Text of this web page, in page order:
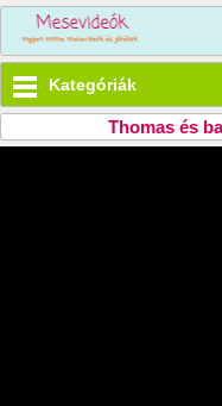
Kategóriák
Thomas és